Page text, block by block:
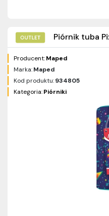
Piórnik tuba
Producent:Maped
Marka:Maped
Kod produktu:934805
Kategoria:Piórniki